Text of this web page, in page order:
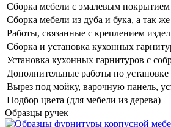
Сборка мебели с эмалевым покрытием
Сборка мебели из дуба и бука, а так
Работы, связанные с креплением
Сборка и установка кухонных
Установка кухонных гарнитуров с
Дополнительные работы по
Вырез под мойку, варочную панель,
Подбор цвета (для мебели из дерева)
Образцы ручек